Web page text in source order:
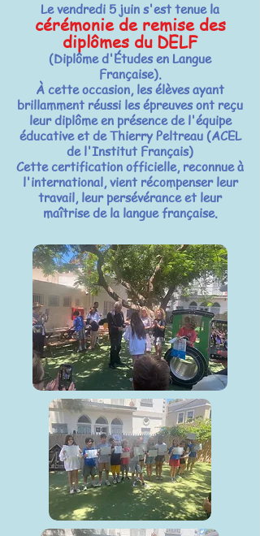
Le vendredi 5 juin s'est tenue la
cérémonie de remise des
diplômes du DELF
(Diplôme d'Études en Langue
Française).
À cette occasion, les élèves ayant
brillamment réussi les épreuves ont reçu
leur diplôme en présence de l'équipe
éducative et de Thierry Peltreau (ACEL
de l'Institut Français)
Cette certification officielle, reconnue à
l'international, vient récompenser leur
travail, leur persévérance et leur
maîtrise de la langue française.